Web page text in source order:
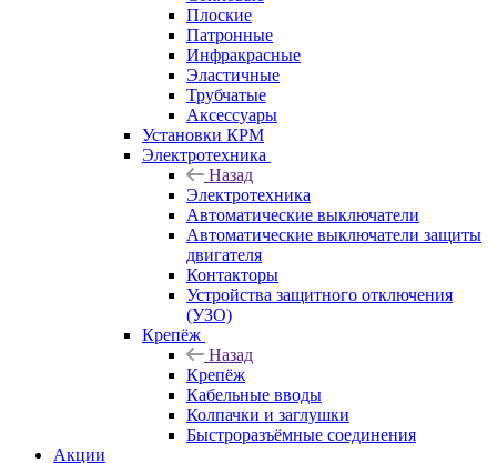
Плоские
Патронные
Инфракрасные
Эластичные
Трубчатые
Аксессуары
Установки КРМ
Электротехника
Назад
Электротехника
Автоматические выключатели
Автоматические выключатели защиты
двигателя
Контакторы
Устройства защитного отключения
(УЗО)
Крепёж
Назад
Крепёж
Кабельные вводы
Колпачки и заглушки
Быстроразъёмные соединения
Акции